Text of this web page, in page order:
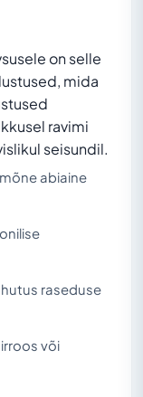
on selle
mida
ravimi
seisundil.
abiaine
raseduse
või